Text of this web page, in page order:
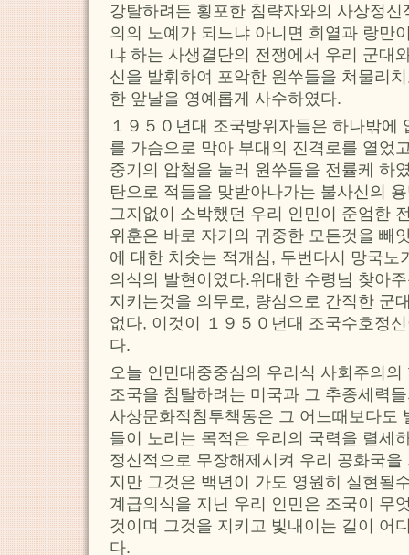
강탈하려든 횡포한 침략자와의 사상정
의의 노예가 되느냐 아니면 희열과 랑만
냐 하는 사생결단의 전쟁에서 우리 군대
신을 발휘하여 포악한 원쑤들을 쳐물리
한 앞날을 영예롭게 사수하였다.
１９５０년대 조국방위자들은 하나밖에
를 가슴으로 막아 부대의 진격로를 열었
중기의 압철을 눌러 원쑤들을 전률케 하
탄으로 적들을 맞받아나가는 불사신의
그지없이 소박했던 우리 인민이 준엄한
위훈은 바로 자기의 귀중한 모든것을 빼
에 대한 치솟는 적개심, 두번다시 망국노
의식의 발현이였다.위대한 수령님 찾아
지키는것을 의무로, 량심으로 간직한 군
없다, 이것이 １９５０년대 조국수호정
다.
오늘 인민대중중심의 우리식 사회주의
조국을 침탈하려는 미국과 그 추종세력
사상문화적침투책동은 그 어느때보다도
들이 노리는 목적은 우리의 국력을 렬세
정신적으로 무장해제시켜 우리 공화국
지만 그것은 백년이 가도 영원히 실현될
계급의식을 지닌 우리 인민은 조국이 무
것이며 그것을 지키고 빛내이는 길이 어
다.